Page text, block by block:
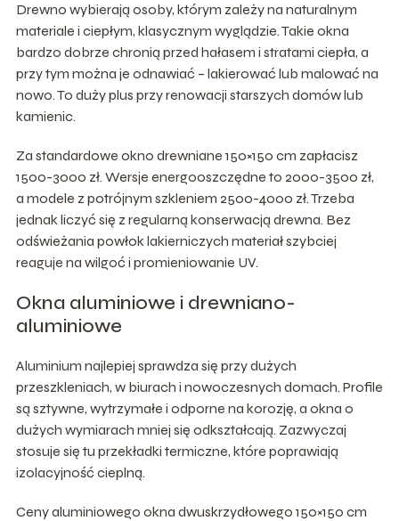
Drewno wybierają osoby, którym zależy na naturalnym
materiale i ciepłym, klasycznym wyglądzie. Takie okna
bardzo dobrze chronią przed hałasem i stratami ciepła, a
przy tym można je odnawiać – lakierować lub malować na
nowo. To duży plus przy renowacji starszych domów lub
kamienic.
Za standardowe okno drewniane 150×150 cm zapłacisz
1500-3000 zł. Wersje energooszczędne to 2000-3500 zł,
a modele z potrójnym szkleniem 2500-4000 zł. Trzeba
jednak liczyć się z regularną konserwacją drewna. Bez
odświeżania powłok lakierniczych materiał szybciej
reaguje na wilgoć i promieniowanie UV.
Okna aluminiowe i drewniano-
aluminiowe
Aluminium najlepiej sprawdza się przy dużych
przeszkleniach, w biurach i nowoczesnych domach. Profile
są sztywne, wytrzymałe i odporne na korozję, a okna o
dużych wymiarach mniej się odkształcają. Zazwyczaj
stosuje się tu przekładki termiczne, które poprawiają
izolacyjność cieplną.
Ceny aluminiowego okna dwuskrzydłowego 150×150 cm